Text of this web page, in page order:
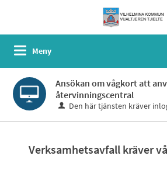
Meny
Ansökan om vågkort att
återvinningscentral
Den här tjänsten kräver
Verksamhetsavfall kräver